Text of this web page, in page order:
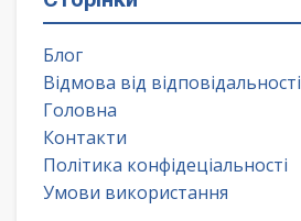
Блог
Відмова від відповідальності
Головна
Контакти
Політика конфідеціальності
Умови використання